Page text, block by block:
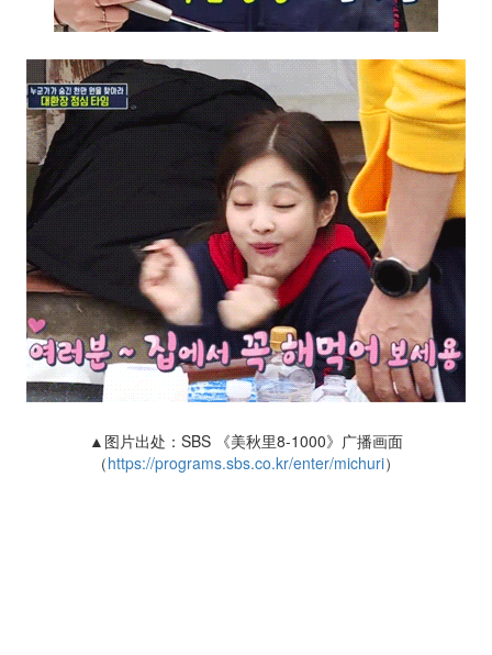
▲图片出处：SBS 《美秋里8-1000》广播画面
（https://programs.sbs.co.kr/enter/michuri）